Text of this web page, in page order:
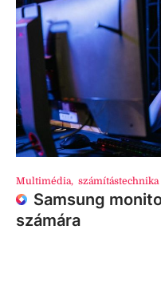
Multimédia, számítástechnika
Samsung
számára